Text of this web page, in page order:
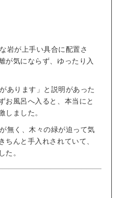
岩が上手い具合に配置さ
が気にならず、ゆったり入
あります」と説明があった
お風呂へ入ると、本当にと
しました。
無く、木々の緑が迫って気
ちんと手入れされていて、
た。